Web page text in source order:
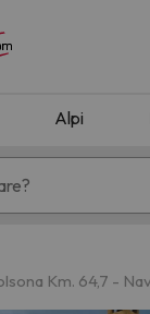
Alpi
Hotel
Km. 64,7 -